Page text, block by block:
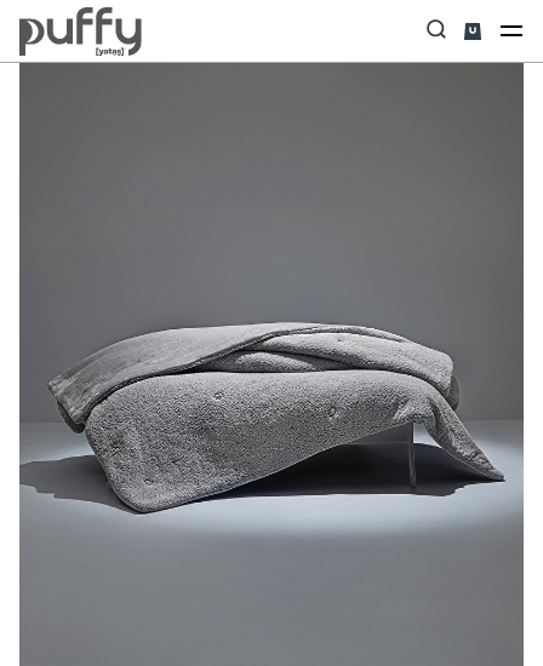
Anasayfa Yastık & Yorgan & Alez Mellove